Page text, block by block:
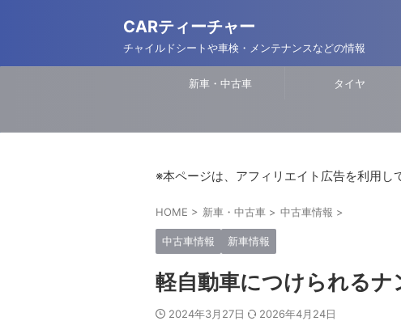
CARティーチャー
チャイルドシートや車検・メンテナンスなどの情報
新車・中古車 タイヤ
※本ページは、アフィリエイト広告を利用し
HOME > 新車・中古車 > 中古車情報 >
中古車情報 新車情報
軽自動車につけられるナ
2024年3月27日 2026年4月24日